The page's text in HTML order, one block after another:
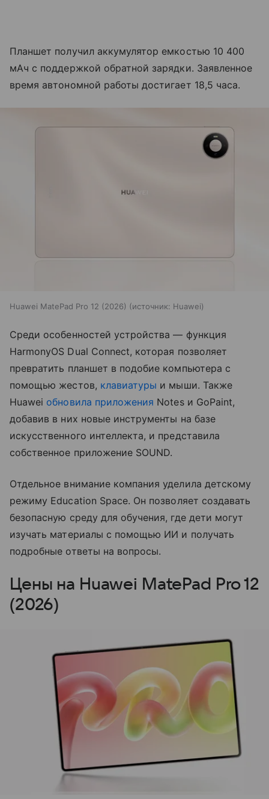
Планшет получил аккумулятор емкостью 10 400
мАч с поддержкой обратной зарядки. Заявленное
время автономной работы достигает 18,5 часа.
Huawei MatePad Pro 12 (2026) источник: Huawei
Среди особенностей устройства — функция
HarmonyOS Dual Connect, которая позволяет
превратить планшет в подобие компьютера с
помощью жестов, клавиатуры и мыши. Также
Huawei обновила приложения Notes и GoPaint,
добавив в них новые инструменты на базе
искусственного интеллекта, и представила
собственное приложение SOUND.
Отдельное внимание компания уделила детскому
режиму Education Space. Он позволяет создавать
безопасную среду для обучения, где дети могут
изучать материалы с помощью ИИ и получать
подробные ответы на вопросы.
Цены на Huawei MatePad Pro 12
(2026)